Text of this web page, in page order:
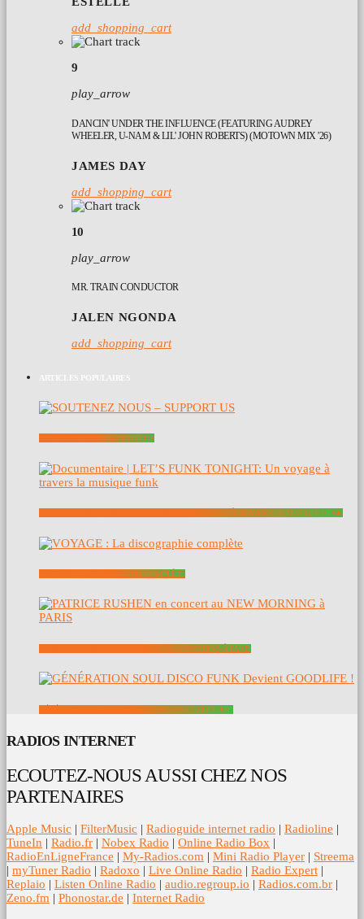
add_shopping_cart
9
play_arrow
DANCIN' UNDER THE INFLUENCE (FEATURING AUDREY
WHEELER, U-NAM & LIL' JOHN ROBERTS) (MOTOWN MIX '26)
JAMES DAY
add_shopping_cart
10
play_arrow
MR. TRAIN CONDUCTOR
JALEN NGONDA
add_shopping_cart
ARTICLES POPULAIRES
SOUTENEZ NOUS – SUPPORT US
DOCUMENTAIRE | LET’S FUNK TONIGHT: UN VOYAGE À TRAVERS LA MUSIQUE FUNK
VOYAGE : LA DISCOGRAPHIE COMPLÈTE
PATRICE RUSHEN EN CONCERT AU NEW MORNING À PARIS
GÉNÉRATION SOUL DISCO FUNK DEVIENT GOODLIFE !
RADIOS INTERNET
ECOUTEZ-NOUS AUSSI CHEZ NOS
PARTENAIRES
Apple Music | FilterMusic | Radioguide internet radio | Radioline |
TuneIn | Radio.fr | Nobex Radio | Online Radio Box |
RadioEnLigneFrance | My-Radios.com | Mini Radio Player | Streema
| myTuner Radio | Radoxo | Live Online Radio | Radio Expert |
Replaio | Listen Online Radio | audio.regroup.io | Radios.com.br |
Zeno.fm | Phonostar.de | Internet Radio